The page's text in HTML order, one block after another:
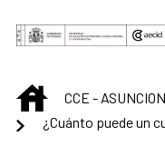
Saltar al contenido
INICIOCCE - ASUNCION
¿Cuánto puede un